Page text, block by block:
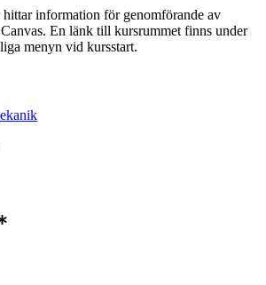
hittar information för genomförande av
En länk till kursrummet finns under
menyn vid kursstart.